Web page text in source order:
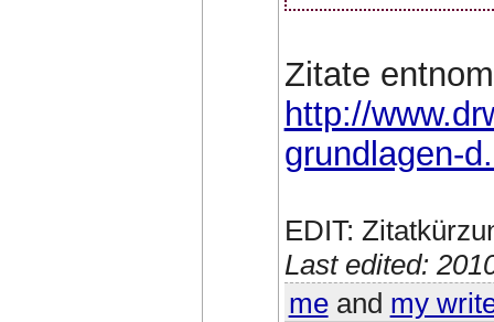
Zitate
http://
grundlagen-
EDIT:
Last edited:
meand my